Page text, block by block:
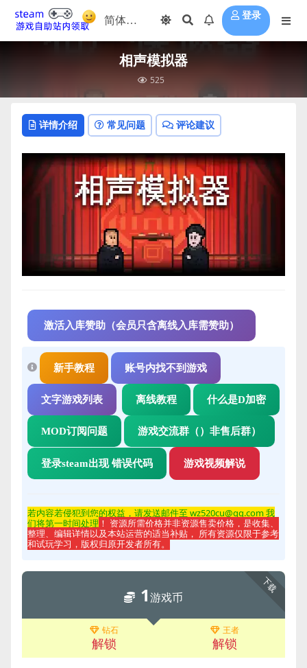
登录
相声模拟器
525
详情介绍 常见问题 评论建议
激活入库赞助（会员只含离线入库需赞助）
新手教程 账号内找不到游戏
文字游戏列表 离线教程 什么是D加密
MOD订阅问题 游戏交流群（）非售后群）
登录steam出现 错误代码 游戏视频解说
若内容若侵犯到您的权益，请发送邮件至 wz520cu@qq.com 我
们将第一时间处理 ！ 资源所需价格并非资源售卖价格，是收集、
整理、编辑详情以及本站运营的适当补贴， 所有资源仅限于参考
和试玩学习，版权归原开发者所有。
下载
1游戏币
钻石
解锁
王者
解锁